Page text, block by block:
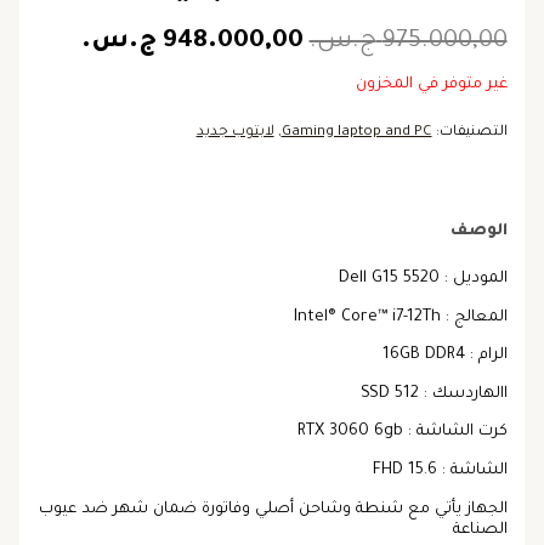
975.000,00 ج.س. 948.000,00 ج.س.
غير متوفر في المخزون
التصنيفات: Gaming laptop and PC
, لابتوب جديد
الوصف
الموديل : Dell G15 5520
المعالج : Intel® Core™ i7-12Th
الرام : 16GB DDR4
االهاردسك : 512 SSD
كرت الشاشة : RTX 3060 6gb
الشاشة : 15.6 FHD
الجهاز يأتي مع شنطة وشاحن أصلي وفاتورة ضمان شهر ضد عيوب
الصناعة